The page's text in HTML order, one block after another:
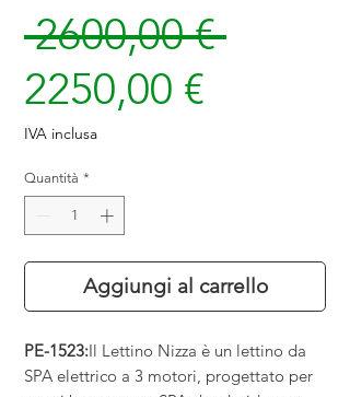
2600,00 € Prezzo
2250,00 €
IVA inclusa
Quantità *
Aggiungi al carrello
PE-1523:Il Lettino Nizza è un lettino da
SPA elettrico a 3 motori, progettato per